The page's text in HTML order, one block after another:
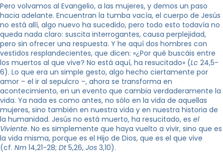
Pero volvamos al Evangelio, a las mujeres, y demos un paso
hacia adelante. Encuentran la tumba vacía, el cuerpo de Jesús
no está allí, algo nuevo ha sucedido, pero todo esto todavía no
queda nada claro: suscita interrogantes, causa perplejidad,
pero sin ofrecer una respuesta. Y he aquí dos hombres con
vestidos resplandecientes, que dicen: «¿Por qué buscáis entre
los muertos al que vive? No está aquí, ha resucitado» (Lc 24,5-
6). Lo que era un simple gesto, algo hecho ciertamente por
amor – el ir al sepulcro –, ahora se transforma en
acontecimiento, en un evento que cambia verdaderamente la
vida. Ya nada es como antes, no sólo en la vida de aquellas
mujeres, sino también en nuestra vida y en nuestra historia de
la humanidad. Jesús no está muerto, ha resucitado, es el
Viviente. No es simplemente que haya vuelto a vivir, sino que es
la vida misma, porque es el Hijo de Dios, que es el que vive
(cf. Nm 14,21-28; Dt5,26, Jos 3,10).